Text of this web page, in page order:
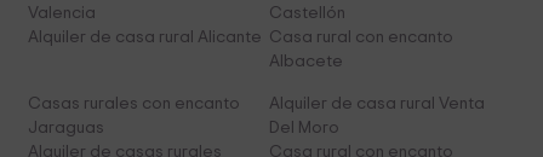
Valencia
Castellón
Alquiler de casa rural Alicante Casa rural con encanto
Albacete
Casas rurales con encanto
Jaraguas
Alquiler de casa rural Venta
Del Moro
Alquiler de casas rurales
Casa rural con encanto